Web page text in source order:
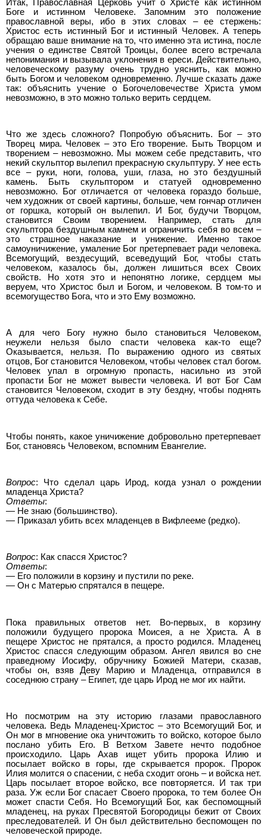
Итак, Православная Церковь учит о Христе как истинном
Боге и истинном Человеке. Запомним это положение
православной веры, ибо в этих словах – ее стержень:
Христос есть истинный Бог и истинный Человек. А теперь
обращаю ваше внимание на то, что именно эта истина, после
учения о единстве Святой Троицы, более всего встречала
непонимания и вызывала уклонения в ереси. Действительно,
человеческому разуму очень трудно уяснить, как можно
быть Богом и человеком одновременно. Лучше сказать даже
так: объяснить учение о Богочеловечестве Христа умом
невозможно, в это можно только верить сердцем.
Что же здесь сложного? Попробую объяснить. Бог – это
Творец мира. Человек – это Его творение. Быть Творцом и
творением – невозможно. Мы можем себе представить, что
некий скульптор вылепил прекрасную скульптуру. У нее есть
все – руки, ноги, голова, уши, глаза, но это бездушный
камень. Быть скульптором и статуей одновременно
невозможно. Бог отличается от человека гораздо больше,
чем художник от своей картины, больше, чем гончар отличен
от горшка, который он вылепил. И Бог, будучи Творцом,
становится Своим творением. Например, стать для
скульптора бездушным камнем и ограничить себя во всем –
это страшное наказание и унижение. Именно такое
самоуничижение, умаление Бог претерпевает ради человека.
Всемогущий, вездесущий, всеведущий Бог, чтобы стать
человеком, казалось бы, должен лишиться всех Своих
свойств. Но хотя это и непонятно логике, сердцем мы
веруем, что Христос был и Богом, и человеком. В том-то и
всемогущество Бога, что и это Ему возможно.
А для чего Богу нужно было становиться Человеком,
неужели нельзя было спасти человека как-то еще?
Оказывается, нельзя. По выражению одного из святых
отцов, Бог становится Человеком, чтобы человек стал богом.
Человек упал в огромную пропасть, насильно из этой
пропасти Бог не может вывести человека. И вот Бог Сам
становится Человеком, сходит в эту бездну, чтобы поднять
оттуда человека к Себе.
Чтобы понять, какое уничижение добровольно претерпевает
Бог, становясь Человеком, вспомним Евангелие.
Вопрос: Что сделал царь Ирод, когда узнал о рождении
младенца Христа?
Ответы:
— Не знаю (большинство).
— Приказал убить всех младенцев в Вифлееме (редко).
Вопрос: Как спасся Христос?
Ответы:
— Его положили в корзину и пустили по реке.
— Он с Матерью спрятался в пещере.
Пока правильных ответов нет. Во-первых, в корзину
положили будущего пророка Моисея, а не Христа. А в
пещере Христос не прятался, а просто родился. Младенец
Христос спасся следующим образом. Ангел явился во сне
праведному Иосифу, обручнику Божией Матери, сказав,
чтобы он, взяв Деву Марию и Младенца, отправился в
соседнюю страну – Египет, где царь Ирод не мог их найти.
Но посмотрим на эту историю глазами православного
человека. Ведь Младенец-Христос – это Всемогущий Бог, и
Он мог в мгновение ока уничтожить то войско, которое было
послано убить Его. В Ветхом Завете нечто подобное
происходило. Царь Ахав ищет убить пророка Илию и
посылает войско в горы, где скрывается пророк. Пророк
Илия молится о спасении, с неба сходит огонь – и войска нет.
Царь посылает второе войско, все повторяется. И так три
раза. Уж если Бог спасает Своего пророка, то тем более Он
может спасти Себя. Но Всемогущий Бог, как беспомощный
младенец, на руках Пресвятой Богородицы бежит от Своих
преследователей. И Он был действительно беспомощен по
человеческой природе.